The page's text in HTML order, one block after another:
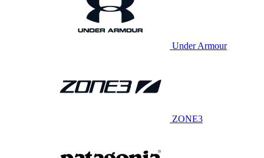
Under Armour
ZONE3